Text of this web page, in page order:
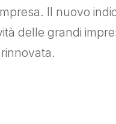
Il nuovo
delle grandi